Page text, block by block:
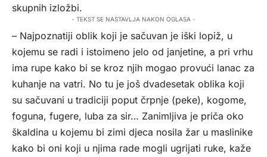
skupnih izložbi.
- TEKST SE NASTAVLJA NAKON OGLASA -
– Najpoznatiji oblik koji je sačuvan je iški lopiž, u
kojemu se radi i istoimeno jelo od janjetine, a pri vrhu
ima rupe kako bi se kroz njih mogao provući lanac za
kuhanje na vatri. No tu je još dvadesetak oblika koji
su sačuvani u tradiciji poput črpnje (peke), kogome,
foguna, fugere, luba za sir… Zanimljiva je priča oko
škaldina u kojemu bi zimi djeca nosila žar u maslinike
kako bi oni koji u njima rade mogli ugrijati ruke, kaže